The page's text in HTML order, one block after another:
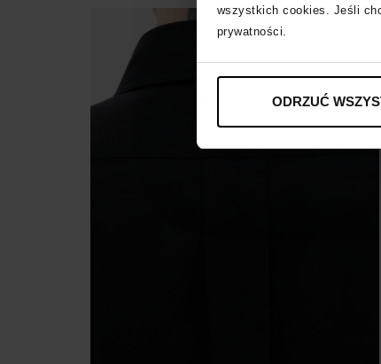
wszystkich cookies. Jeśli
prywatności.
ODRZUĆ